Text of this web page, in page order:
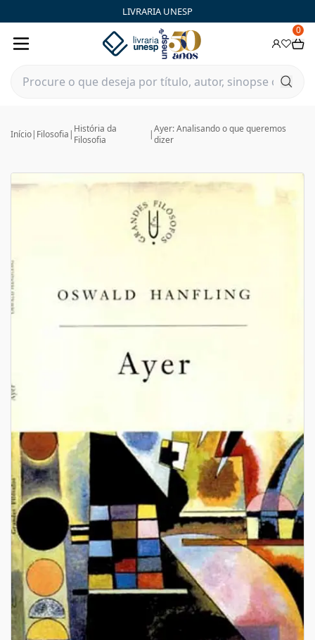
LIVRARIA UNESP
0
Início| Filosofia | História da
Filosofia
|Ayer: Analisando o que queremos
dizer